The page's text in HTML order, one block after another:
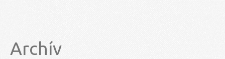
Archív